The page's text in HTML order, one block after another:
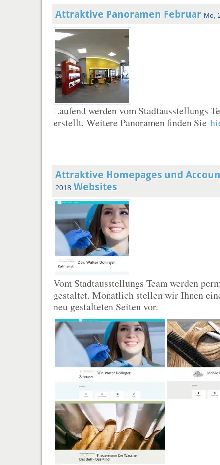
Attraktive Panoramen Februar Mo,
Laufend werden vom Stadtausstellungs
erstellt. Weitere Panoramen finden Sie
Attraktive Homepages und
2018 Websites
Vom Stadtausstellungs Team werden
gestaltet. Monatlich stellen wir Ihnen
neu gestalteten Seiten vor.